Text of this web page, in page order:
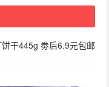
饼干445g 劵后6.9元包邮